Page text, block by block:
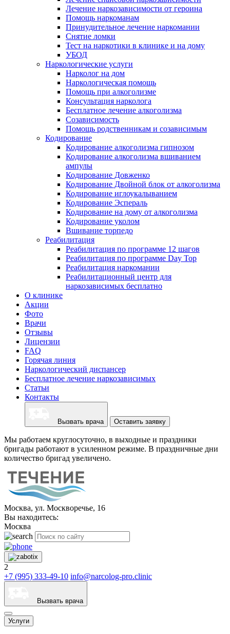
Лечение наркозависимости от героина
Помощь наркоманам
Принудительное лечение наркомании
Снятие ломки
Тест на наркотики в клинике и на дому
УБОД
Наркологические услуги
Нарколог на дом
Наркологическая помощь
Помощь при алкоголизме
Консультация нарколога
Бесплатное лечение алкоголизма
Созависимость
Помощь родственникам и созависимым
Кодирование
Кодирование алкоголизма гипнозом
Кодирование алкоголизма вшиванием
ампулы
Кодирование Довженко
Кодирование Двойной блок от алкоголизма
Кодирование иглоукалыванием
Кодирование Эспераль
Кодирование на дому от алкоголизма
Кодирование уколом
Вшивание торпедо
Реабилитация
Реабилитация по программе 12 шагов
Реабилитация по программе Day Top
Реабилитация наркомании
Реабилитационный центр для
наркозависимых бесплатно
О клинике
Акции
Фото
Врачи
Отзывы
Лицензии
FAQ
Горячая линия
Наркологический диспансер
Бесплатное лечение наркозависимых
Статьи
Контакты
Вызвать врача Оставить заявку
Мы работаем круглосуточно, в выходные и праздники
бригады работают в усиленном режиме. В праздничные дни
количество бригад увеличено.
Москва, ул. Москворечье, 16
Вы находитесь:
Москва
2
+7 (995) 333-49-10 info@narcolog-pro.clinic
Вызвать врача
Услуги